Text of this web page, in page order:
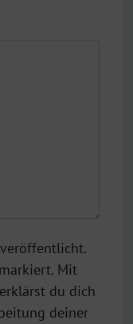
Mit
du dich
deiner